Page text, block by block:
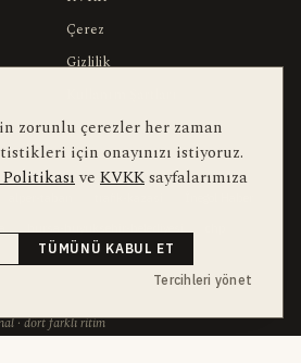
Çerez
Gizlilik
en çok aranan
· dört farklı ritim
zorunlu çerezler her zaman
için onayınızı istiyoruz.
ve KVKKsayfalarımıza
TÜMÜNÜ KABUL ET
Tercihleri yönet